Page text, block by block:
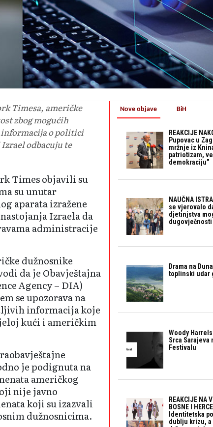
Timesa, američke
zbog mogućih
informacija o politici
odbacuju te
Times objavili su
su unutar
aparata izražene
Izraela da
administracije
dužnosnike
da je Obavještajna
Agency – DIA)
se upozorava na
informacija koje
kući i američkim
je podignuta na
američkog
nije javno
koji su izazvali
dužnosnicima.
Nove objave
REAKCIJE
Pupovac u
mržnje iz
patriotizam,
demokraciju”
NAUČNA
se vjerovalo
djetinjstva
Drama na
toplinski udar
Woody
Srca Sarajeva
Festivalu
REAKCIJE NA
BOSNE I
Identitetska
dublju krizu,
BiH